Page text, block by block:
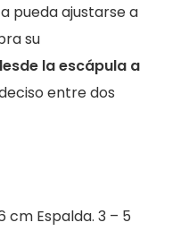
pueda ajustarse a
su
la escápula a
entre dos
Espalda. 3 – 5